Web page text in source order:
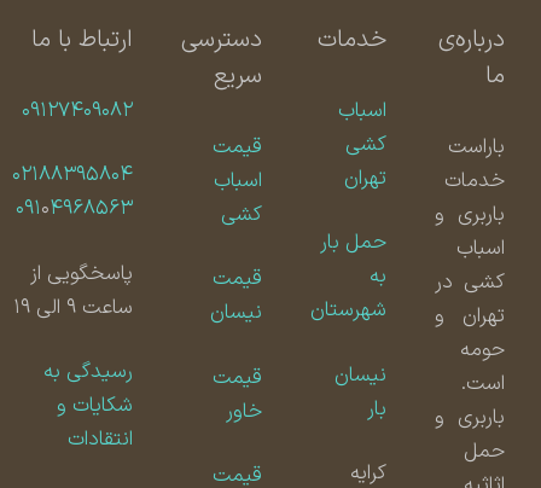
درباره‌ی
باراست
خدمات
باربری و
اسباب
کشی در
تهران و
حومه
است.
باربری و
حمل
خدمات
اسباب
کشی
تهران
حمل بار
شهرستان
نیسان
دسترسی
سریع
قیمت
اسباب
کشی
قیمت
نیسان
قیمت
قیمت
ارتباط با ما
۰۹۱۲۷۴۰۹۰۸۲
۰۲۱۸۸۳۹۵۸۰۴
۰۹۱۰۴۹۶۸۵۶۳
پاسخگویی از
ساعت ۹ الی ۱۹
رسیدگی به
شکایات و
انتقادات